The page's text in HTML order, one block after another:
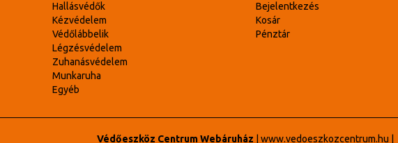
Hallásvédők
Kézvédelem
Védőlábbelik
Légzésvédelem
Zuhanásvédelem
Munkaruha
Egyéb
Bejelentkezés
Kosár
Pénztár
Védőeszköz Centrum Webáruház www.vedoeszkozcentrum.hu